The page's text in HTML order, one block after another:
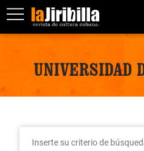
UNIVERSIDAD